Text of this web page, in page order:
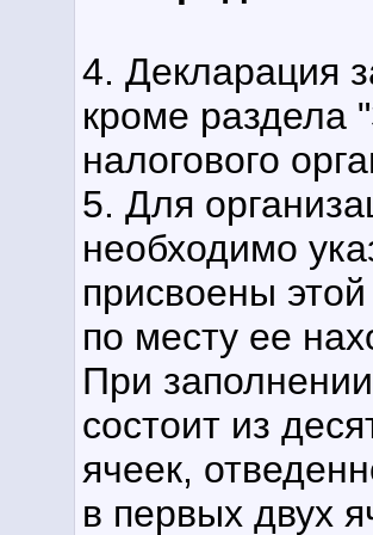
4. Декларация
кроме раздела
налогового
5. Для
необходимо
присвоены
по месту ее
При
состоит из
ячеек,
в первых двух